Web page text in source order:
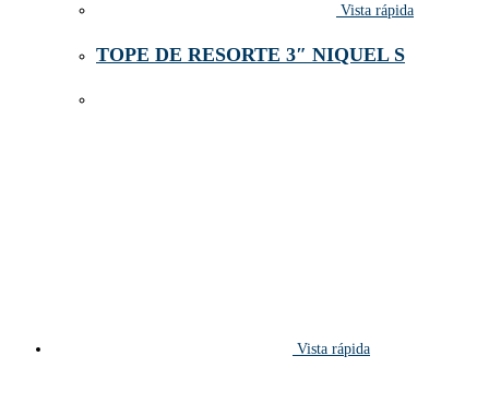
Vista rápida
TOPE DE RESORTE 3″ NIQUEL S
Vista rápida